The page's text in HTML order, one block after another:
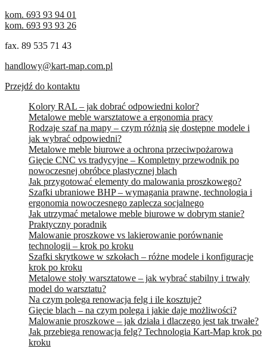
kom. 693 93 94 01
kom. 693 93 93 26
fax. 89 535 71 43
handlowy@kart-map.com.pl
Przejdź do kontaktu
Kolory RAL – jak dobrać odpowiedni kolor?
Metalowe meble warsztatowe a ergonomia pracy
Rodzaje szaf na mapy – czym różnią się dostępne modele i
jak wybrać odpowiedni?
Metalowe meble biurowe a ochrona przeciwpożarowa
Gięcie CNC vs tradycyjne – Kompletny przewodnik po
nowoczesnej obróbce plastycznej blach
Jak przygotować elementy do malowania proszkowego?
Szafki ubraniowe BHP – wymagania prawne, technologia i
ergonomia nowoczesnego zaplecza socjalnego
Jak utrzymać metalowe meble biurowe w dobrym stanie?
Praktyczny poradnik
Malowanie proszkowe vs lakierowanie porównanie
technologii – krok po kroku
Szafki skrytkowe w szkołach – różne modele i konfiguracje
krok po kroku
Metalowe stoły warsztatowe – jak wybrać stabilny i trwały
model do warsztatu?
Na czym polega renowacja felg i ile kosztuje?
Gięcie blach – na czym polega i jakie daje możliwości?
Malowanie proszkowe – jak działa i dlaczego jest tak trwałe?
Jak przebiega renowacja felg? Technologia Kart-Map krok po
kroku